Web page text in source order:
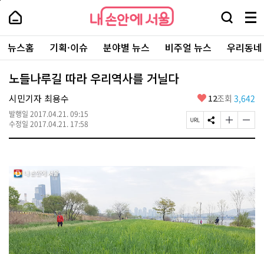
본
로
가
내
손
안
에
서
울
-
서
울
시
대
표
소
털
내
손
에
울
검
창
열
기
메
뉴
전
체
보
주
요
서
뉴스홈 기획·이슈 분야별 뉴스 비주얼 뉴스 우리동
노들나루길 따라 우리역사를 거닐다
시민기자 최용수
발행일 2017.04.21. 09:15
수정일 2017.04.21. 17:58
좋
요
12조회 3,642
페
이
R
S
N
글
자
경
하
기
글
자
변
경
하
기
페
상
단
로